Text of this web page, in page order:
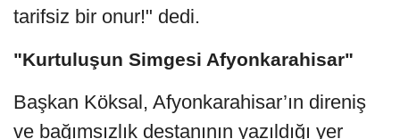
tarifsiz bir onur!" dedi.
"Kurtuluşun Simgesi Afyonkarahisar"
Başkan Köksal, Afyonkarahisar’ın direniş
ve bağımsızlık destanının yazıldığı yer